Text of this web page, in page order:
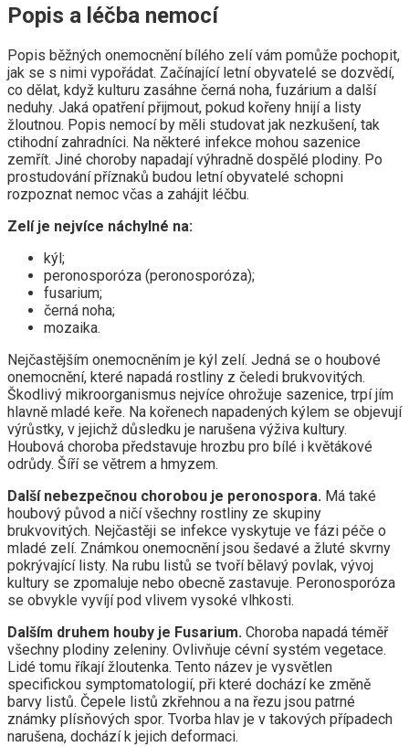
Popis a léčba nemocí
Popis běžných onemocnění bílého zelí vám pomůže pochopit,
jak se s nimi vypořádat. Začínající letní obyvatelé se dozvědí,
co dělat, když kulturu zasáhne černá noha, fuzárium a další
neduhy. Jaká opatření přijmout, pokud kořeny hnijí a listy
žloutnou. Popis nemocí by měli studovat jak nezkušení, tak
ctihodní zahradníci. Na některé infekce mohou sazenice
zemřít. Jiné choroby napadají výhradně dospělé plodiny. Po
prostudování příznaků budou letní obyvatelé schopni
rozpoznat nemoc včas a zahájit léčbu.
Zelí je nejvíce náchylné na:
kýl;
peronosporóza (peronosporóza);
fusarium;
černá noha;
mozaika.
Nejčastějším onemocněním je kýl zelí. Jedná se o houbové
onemocnění, které napadá rostliny z čeledi brukvovitých.
Škodlivý mikroorganismus nejvíce ohrožuje sazenice, trpí jím
hlavně mladé keře. Na kořenech napadených kýlem se objevují
výrůstky, v jejichž důsledku je narušena výživa kultury.
Houbová choroba představuje hrozbu pro bílé i květákové
odrůdy. Šíří se větrem a hmyzem.
Další nebezpečnou chorobou je peronospora. Má také
houbový původ a ničí všechny rostliny ze skupiny
brukvovitých. Nejčastěji se infekce vyskytuje ve fázi péče o
mladé zelí. Známkou onemocnění jsou šedavé a žluté skvrny
pokrývající listy. Na rubu listů se tvoří bělavý povlak, vývoj
kultury se zpomaluje nebo obecně zastavuje. Peronosporóza
se obvykle vyvíjí pod vlivem vysoké vlhkosti.
Dalším druhem houby je Fusarium. Choroba napadá téměř
všechny plodiny zeleniny. Ovlivňuje cévní systém vegetace.
Lidé tomu říkají žloutenka. Tento název je vysvětlen
specifickou symptomatologií, při které dochází ke změně
barvy listů. Čepele listů zkřehnou a na řezu jsou patrné
známky plísňových spor. Tvorba hlav je v takových případech
narušena, dochází k jejich deformaci.